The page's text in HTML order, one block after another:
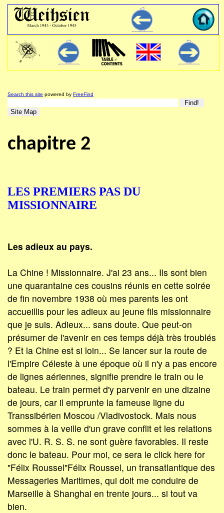
Search this site powered by FreeFind
chapitre 2
LES PREMIERS PAS DU
MISSIONNAIRE
Les adieux au pays.
La Chine ! Missionnaire. J'ai 23 ans... Ils sont bien
une quarantaine ces cousins réunis en cette soirée
de fin novembre 1938 où mes parents les ont
accueillis pour les adieux au jeune fils missionnaire
que je suis. Adieux... sans doute. Que peut-on
présumer de l'avenir en ces temps déjà très troublés
? Et la Chine est si loin... Se lancer sur la route de
l'Empire Céleste à une époque où il n'y a pas encore
de lignes aériennes, signifie prendre le train ou le
bateau. Le train permet d'y parvenir en une dizaine
de jours, car il emprunte la fameuse ligne du
Transsibérien Moscou /Vladivostock. Mais nous
sommes à la veille d'un grave conflit et les relations
avec l'U. R. S. S. ne sont guère favorables. Il reste
donc le bateau. Pour moi, ce sera le click here for
"Félix Roussel"Félix Roussel, un transatlantique des
Messageries Maritimes, qui doit me conduire de
Marseille à Shanghai en trente jours... si tout va
bien.